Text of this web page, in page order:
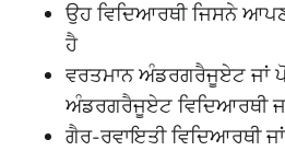
ਉਹ ਵਿਦਿਆਰਥੀ ਜਿਸਨੇ
ਹੈ
ਵਰਤਮਾਨ ਅੰਡਰਗਰੈਜੂਏਟ ਜਾਂ
ਅੰਡਰਗਰੈਜੂਏਟ ਵਿਦਿਆਰਥੀ
ਗੈਰ-ਰਵਾਇਤੀ ਵਿਦਿਆਰਥੀ